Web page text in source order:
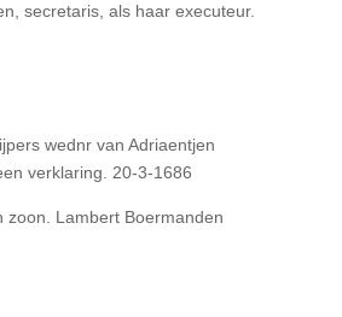
secretaris, als haar executeur.
wednr van Adriaentjen
verklaring. 20-3-1686
zoon. Lambert Boermanden